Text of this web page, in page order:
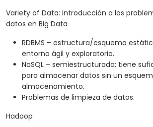
Variety of Data: Introducción a los
datos en Big Data
RDBMS – estructura/esquema
entorno ágil y exploratorio.
NoSQL – semiestructurado; tiene
para almacenar datos sin un
almacenamiento.
Problemas de limpieza de datos.
Hadoop